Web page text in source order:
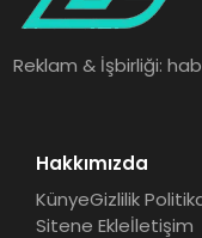
Reklam & İşbirliği:
Hakkımızda
KünyeGizlilik
Sitene Ekleİletişim